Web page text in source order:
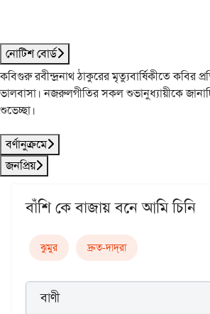
নোটিশ বোর্ড
কবিগুরু রবীন্দ্রনাথ ঠাকুরের মৃত্যুবার্ষিকীতে কবির
ভালবাসা। নজরুলগীতির সকল শুভানুধ্যায়ীকে
শুভেচ্ছা।
বর্ণানুক্রমে
জনপ্রিয়
বাঁশি কে বাজায় বনে আমি চিনি
ঝুমুর দ্রুত-দাদ্‌রা
বাণী